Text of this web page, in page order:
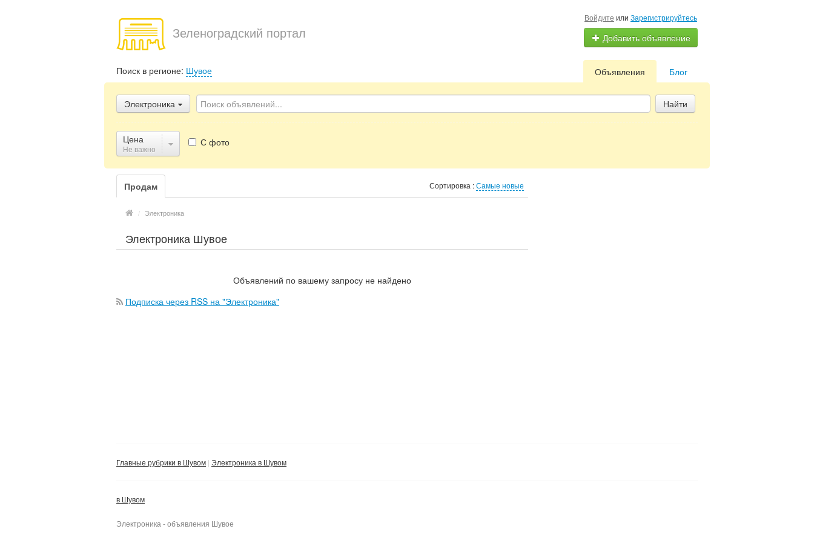
Зеленоградский портал
Войдите или Зарегистрируйтесь
Добавить объявление
Поиск в регионе: Шувое Блог
Объявления
Электроника Найти
Цена
Не важно
С фото
Продам Сортировка :Самые новые
/ Электроника
Электроника Шувое
Объявлений по вашему запросу не найдено
Подписка через RSS на "Электроника"
Главные рубрики в Шувом Электроника в Шувом
в Шувом
Электроника - объявления Шувое